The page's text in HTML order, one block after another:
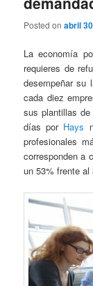
Posted onabril
La economía
requieres de
desempeñar su
cada diez
sus plantillas
días por Hays
profesionales
corresponden a
un 53% frente al